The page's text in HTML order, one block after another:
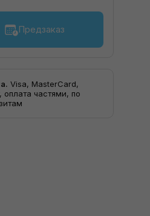
Предзаказ
Visa, MasterCard,
оплата частями, по